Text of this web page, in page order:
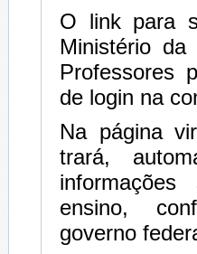
O link para
Ministério
Professores
de login na
Na página
trará,
ensino,
governo